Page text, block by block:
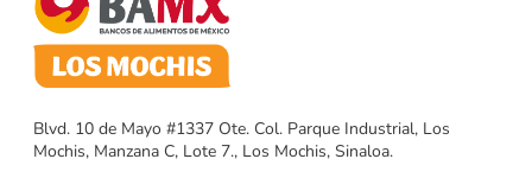
Blvd. 10 de Mayo #1337 Ote. Col. Parque Industrial, Los
Mochis, Manzana C, Lote 7., Los Mochis, Sinaloa.